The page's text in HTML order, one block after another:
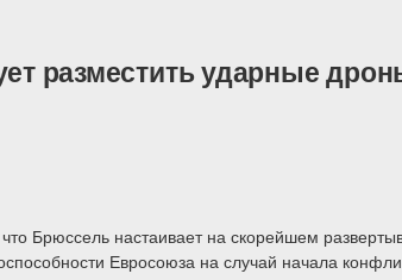
разместить ударные
Брюссель настаивает на скорейшем
Евросоюза на случай начала